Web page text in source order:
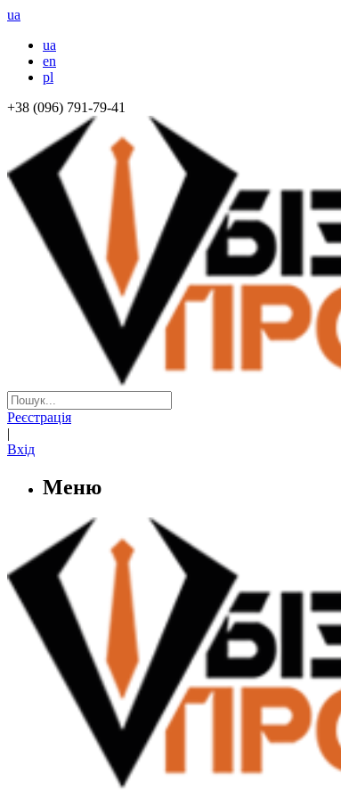
ua
ua
en
pl
+38 (096) 791-79-41
Реєстрація
|
Вхід
Меню